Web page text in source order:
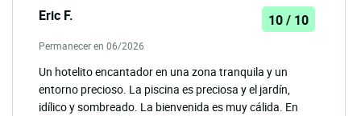
Eric F. 10 / 10
Permanecer en 06/2026
Un hotelito encantador en una zona tranquila y un
entorno precioso. La piscina es preciosa y el jardín,
idílico y sombreado. La bienvenida es muy cálida. En